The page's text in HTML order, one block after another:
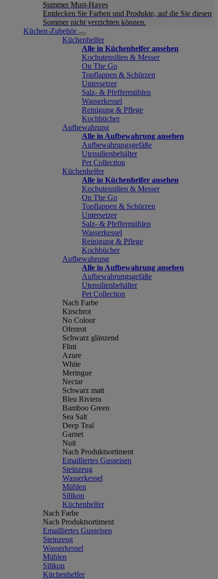
Summer Must-Haves
Entdecken Sie Farben und Produkte, auf die Sie diesen
Sommer nicht verzichten können.
Küchen-Zubehör
Küchenhelfer
Alle in Küchenhelfer ansehen
Kochutensilien & Messer
On The Go
Topflappen & Schürzen
Untersetzer
Salz- & Pfeffermühlen
Wasserkessel
Reinigung & Pflege
Kochbücher
Aufbewahrung
Alle in Aufbewahrung ansehen
Aufbewahrungsgefäße
Utensilienbehälter
Pet Collection
Küchenhelfer
Alle in Küchenhelfer ansehen
Kochutensilien & Messer
On The Go
Topflappen & Schürzen
Untersetzer
Salz- & Pfeffermühlen
Wasserkessel
Reinigung & Pflege
Kochbücher
Aufbewahrung
Alle in Aufbewahrung ansehen
Aufbewahrungsgefäße
Utensilienbehälter
Pet Collection
Nach Farbe
Kirschrot
No Colour
Ofenrot
Schwarz glänzend
Flint
Azure
White
Meringue
Nectar
Schwarz matt
Bleu Riviera
Bamboo Green
Sea Salt
Deep Teal
Garnet
Nuit
Nach Produktsortiment
Emailliertes Gusseisen
Steinzeug
Wasserkessel
Mühlen
Silikon
Küchenhelfer
Nach Farbe
Nach Produktsortiment
Emailliertes Gusseisen
Steinzeug
Wasserkessel
Mühlen
Silikon
Küchenhelfer